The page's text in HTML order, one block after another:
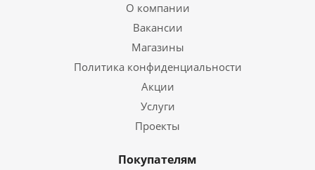
О компании
Вакансии
Магазины
Политика конфиденциальности
Акции
Услуги
Проекты
Покупателям